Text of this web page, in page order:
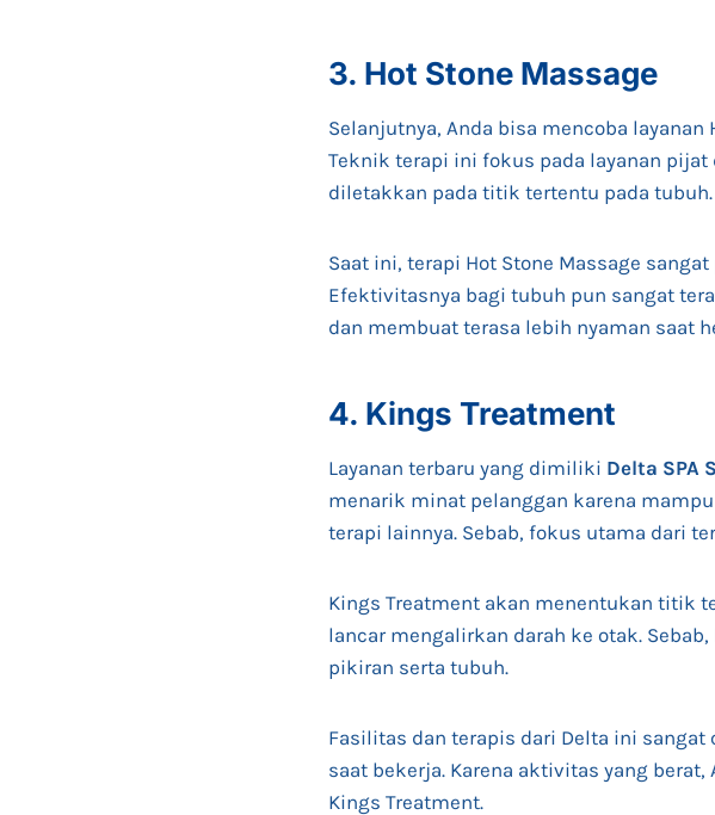
3. Hot Stone Massage
Selanjutnya, Anda bisa mencoba
Teknik terapi ini fokus pada layanan
diletakkan pada titik tertentu pada tubuh.
Saat ini, terapi Hot Stone Massage
Efektivitasnya bagi tubuh pun sangat
dan membuat terasa lebih nyaman saat
4. Kings Treatment
Layanan terbaru yang dimiliki Delta SPA
menarik minat pelanggan karena
terapi lainnya. Sebab, fokus utama dari
Kings Treatment akan menentukan titik
lancar mengalirkan darah ke otak.
pikiran serta tubuh.
Fasilitas dan terapis dari Delta ini
saat bekerja. Karena aktivitas yang
Kings Treatment.